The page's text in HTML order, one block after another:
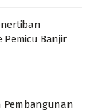
Pemicu Banjir
Pembangunan